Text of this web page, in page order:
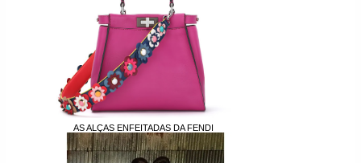
AS ALÇAS ENFEITADAS DA FENDI